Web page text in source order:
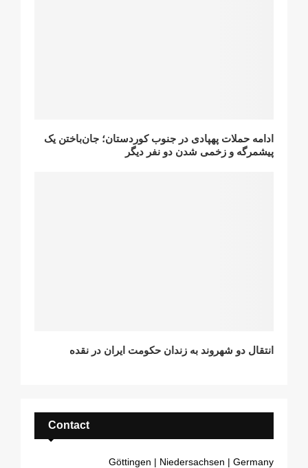
ادامه حملات پهپادی در جنوب کوردستان؛ جان‌باختن یک
پیشمرگه و زخمی شدن دو نفر دیگر
انتقال دو شهروند به زندان حکومت ایران در نقده
Contact
Göttingen | Niedersachsen | Germany